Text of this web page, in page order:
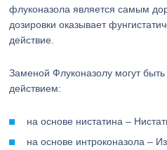
флуконазола является самым
дозировки оказывает
действие.
Заменой Флуконазолу могут
действием:
на основе нистатина –
на основе интроконазола –